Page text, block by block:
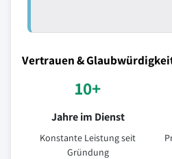
Vertrauen &
10+
Jahre im Dienst
Konstante Leistung seit
Gründung